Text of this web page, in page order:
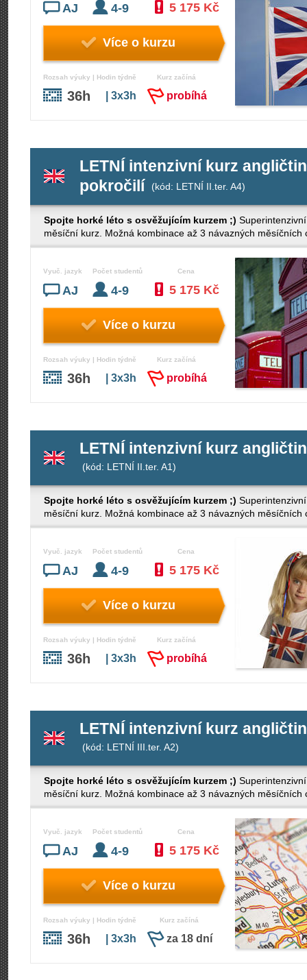
AJ 4-9 5 175 Kč
Více o kurzu
Rozsah výuky | Hodin týdně
36h | 3x3h
Kurz začíná
probíhá
LETNÍ intenzivní kurz
pokročilí
(kód: LETNÍ II.ter. A4)
Spojte horké léto s osvěžujícím kurzem ;)
měsíční kurz. Možná kombinace až 3 návazných
Vyuč. jazyk
AJ
Počet studentů
4-9
Cena
5 175 Kč
Více o kurzu
Rozsah výuky | Hodin týdně
36h | 3x3h
Kurz začíná
probíhá
LETNÍ intenzivní kurz
(kód: LETNÍ II.ter. A1)
Spojte horké léto s osvěžujícím kurzem ;)
měsíční kurz. Možná kombinace až 3 návazných
Vyuč. jazyk
AJ
Počet studentů
4-9
Cena
5 175 Kč
Více o kurzu
Rozsah výuky | Hodin týdně
36h | 3x3h
Kurz začíná
probíhá
LETNÍ intenzivní kurz
(kód: LETNÍ III.ter. A2)
Spojte horké léto s osvěžujícím kurzem ;)
měsíční kurz. Možná kombinace až 3 návazných
Vyuč. jazyk
AJ
Počet studentů
4-9
Cena
5 175 Kč
Více o kurzu
Rozsah výuky | Hodin týdně
36h | 3x3h
Kurz začíná
za 18 dní